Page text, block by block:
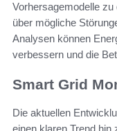
Vorhersagemodelle
über mögliche
Analysen können
verbessern und die
Smart Grid
Die aktuellen
einen klaren Trend hin